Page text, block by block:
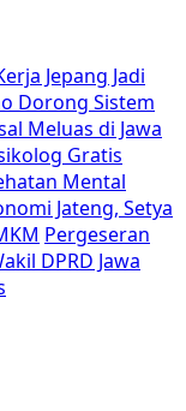
Jepang Jadi
Dorong Sistem
Meluas di Jawa
Gratis
Mental
Jateng, Setya
Pergeseran
DPRD Jawa